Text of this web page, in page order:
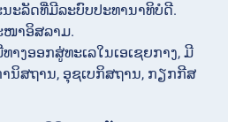
ນະລັດທີ່ມີລະບົບປະທານາທິບໍດີ.
ໜາອິສລາມ.
າງອອກສູ່ທະເລໃນເອເຊຍກາງ, ມີ
ນິສຖານ, ອຸຊເບກິສຖານ, ກຽກກີສ